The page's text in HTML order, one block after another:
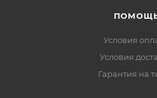
Условия
Условия
Гарантия на